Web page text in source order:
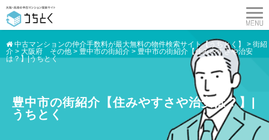
中古マンションの仲介手数料が最大無料の物件検索サイト【うちとく】 > 街紹
介 > 大阪府 その他 > 豊中市の街紹介 > 豊中市の街紹介【住みやすさや治安
は？】|うちとく
豊中市の街紹介【住みやすさや治安は？】|
うちとく